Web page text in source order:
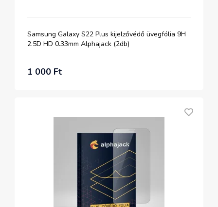
Samsung Galaxy S22 Plus kijelzővédő üvegfólia 9H
2.5D HD 0.33mm Alphajack (2db)
1 000 Ft